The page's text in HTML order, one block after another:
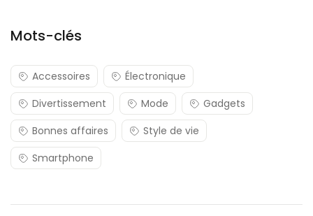
Mots-clés
Accessoires
Électronique
Divertissement
Mode
Gadgets
Bonnes affaires
Style de vie
Smartphone